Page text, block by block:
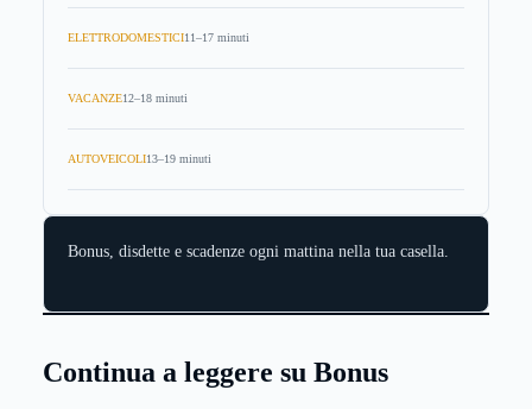
ELETTRODOMESTICI11–17 minuti
VACANZE12–18 minuti
AUTOVEICOLI13–19 minuti
Bonus, disdette e scadenze ogni mattina nella tua casella.
Continua a leggere su Bonus